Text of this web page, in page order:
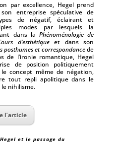
par excellence, Hegel prend
entreprise spéculative de
de négatif, éclairant et
modes par lesquels la
dans la Phénoménologie de
d’esthétiqueet dans son
posthumes et correspondancede
de l’ironie romantique, Hegel
de position politiquement
concept même de négation,
tout repli apolitique dans le
le nihilisme.
l’article
Hegel et le passage du